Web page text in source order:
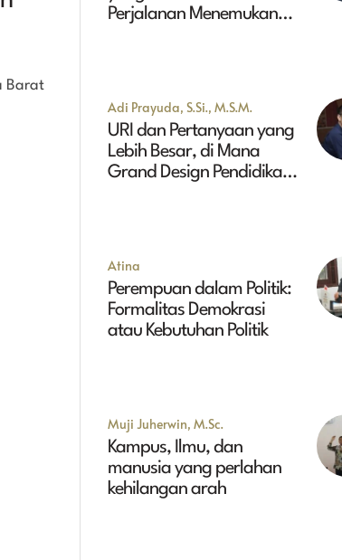
Barat
Perjalanan Menemukan
Adi Prayuda, S.Si., M.S.M.
URI dan Pertanyaan yang
Lebih Besar, di Mana
Grand Design Pendidikan
Atina
Perempuan dalam Politik:
Formalitas Demokrasi
atau Kebutuhan Politik
Muji Juherwin, M.Sc.
Kampus, Ilmu, dan
manusia yang perlahan
kehilangan arah